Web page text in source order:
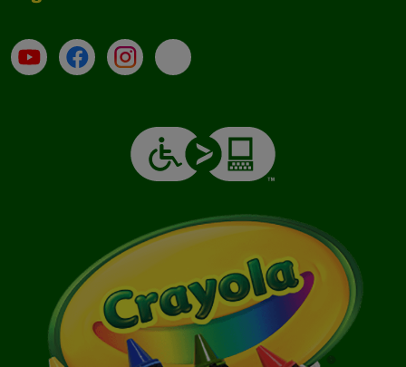
Su YouTube
ContattiProfilo Instagram
Email